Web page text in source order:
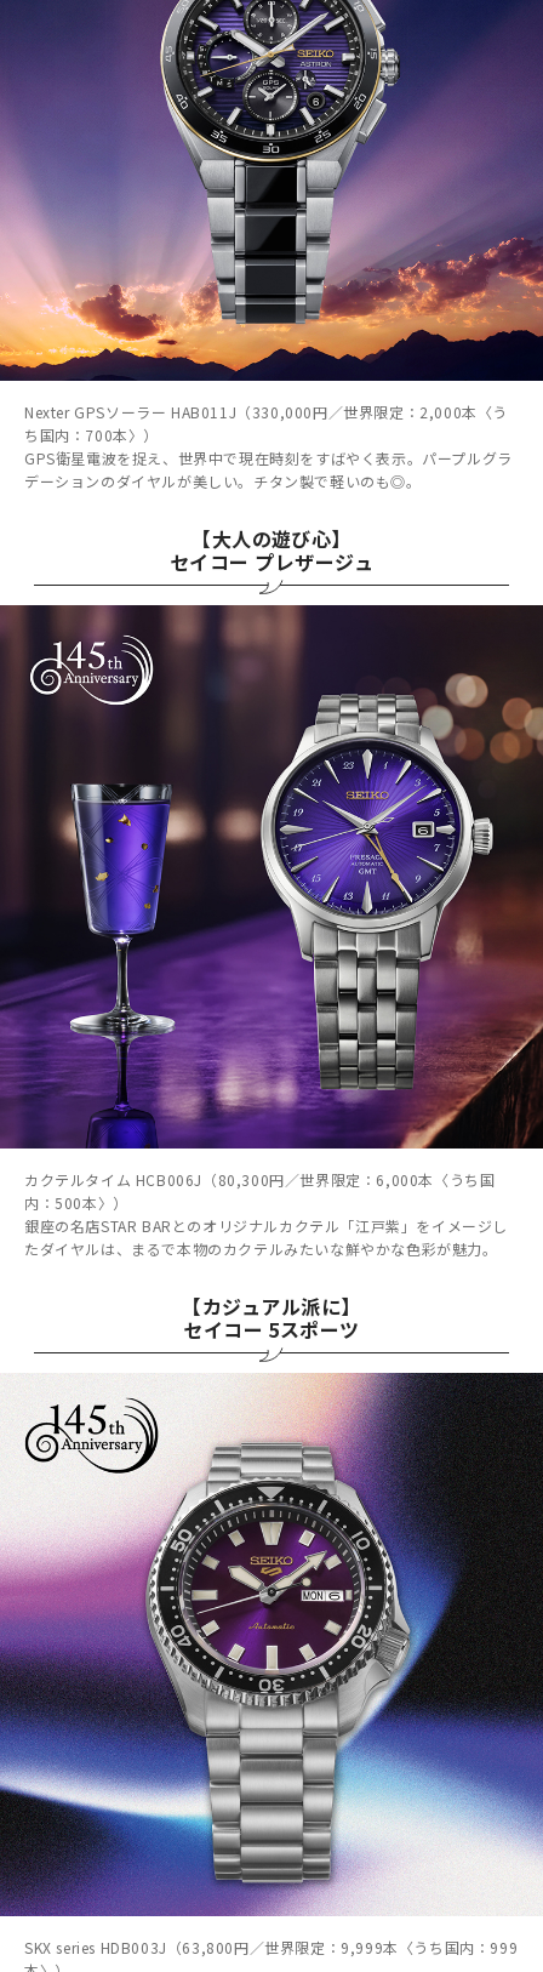
Nexter GPSソーラー HAB011J（330,000円／世界限定：2,000本〈う
ち国内：700本〉）
GPS衛星電波を捉え、世界中で現在時刻をすばやく表示。パープルグラ
デーションのダイヤルが美しい。チタン製で軽いのも◎。
【大人の遊び心】
セイコー プレザージュ
カクテルタイム HCB006J（80,300円／世界限定：6,000本〈うち国
内：500本〉）
銀座の名店STAR BARとのオリジナルカクテル「江戸紫」をイメージし
たダイヤルは、まるで本物のカクテルみたいな鮮やかな色彩が魅力。
【カジュアル派に】
セイコー 5スポーツ
SKX series HDB003J（63,800円／世界限定：9,999本〈うち国内：999